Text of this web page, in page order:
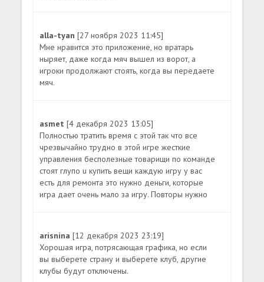
alla-tyan[27 ноября 2023 11:45]
Мне нравится это приложение, но вратарь
ныряет, даже когда мяч вышел из ворот, а
игроки продолжают стоять, когда вы передаете
мяч.
asmet[4 декабря 2023 13:05]
Полностью тратить время с этой так что все
чрезвычайно трудно в этой игре жесткие
управления бесполезные товарищи по команде
стоят глупо u купить вещи каждую игру у вас
есть для ремонта это нужно деньги, которые
игра дает очень мало за игру. Повторы нужно
arisnina[12 декабря 2023 23:19]
Хорошая игра, потрясающая графика, но если
вы выберете страну и выберете клуб, другие
клубы будут отключены.